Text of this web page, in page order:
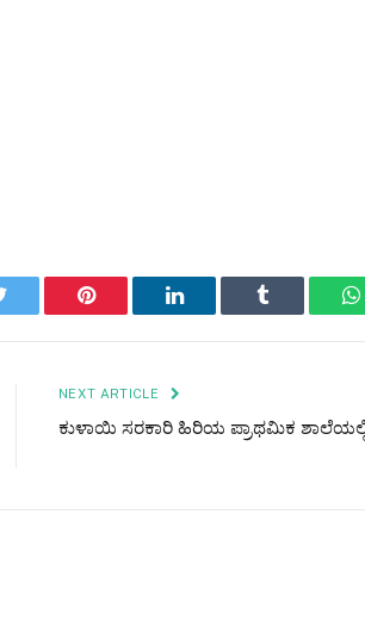
Twitter Pinterest LinkedIn Tumblr
NEXT ARTICLE
ಕುಳಾಯಿ ಸರಕಾರಿ ಹಿರಿಯ ಪ್ರಾಥಮಿಕ ಶಾಲೆಯಲ್ಲಿ